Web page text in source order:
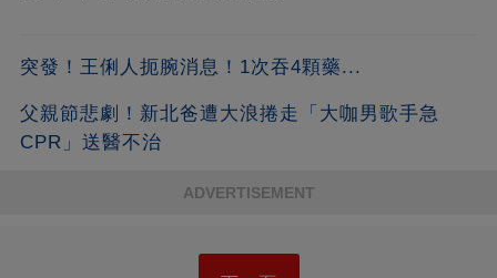
突發！王俐人扼腕消息！1次吞4顆藥...
父親節悲劇！新北爸遭大浪捲走「大咖男歌手急
CPR」送醫不治
ADVERTISEMENT